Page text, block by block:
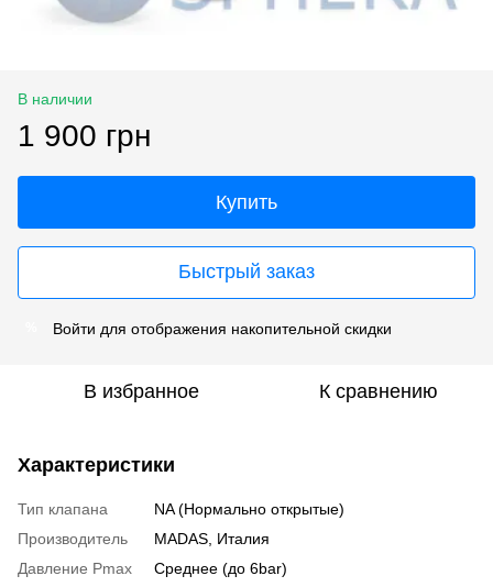
В наличии
1 900 грн
Купить
Быстрый заказ
Войти для отображения накопительной скидки
В избранное К сравнению
Характеристики
Тип клапана
NA (Нормально открытые)
Производитель
MADAS, Италия
Давление Pmax
Среднее (до 6bar)